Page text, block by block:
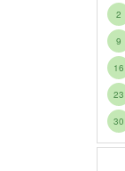
2
9
16
23
30